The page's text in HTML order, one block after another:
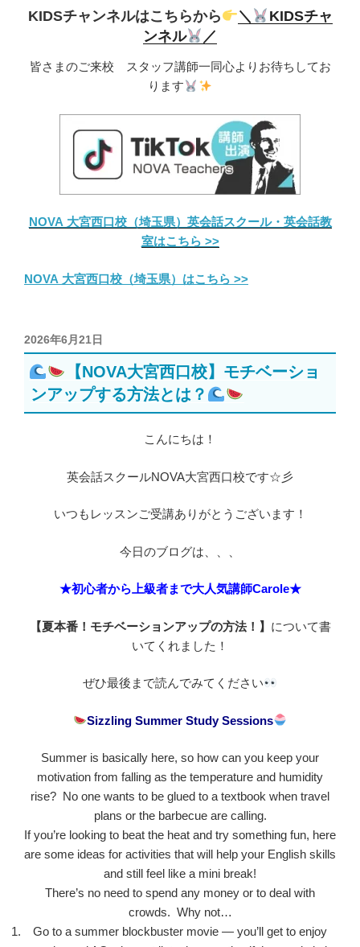
KIDSチャンネルはこちらから ＼
KIDSチャ
ンネル
／
皆さまのご来校 スタッフ講師一同心よりお待ちしてお
ります
NOVA 大宮西口校（埼玉県）英会話スクール・英会話教
室はこちら >>
NOVA 大宮西口校（埼玉県）はこちら >>
投
稿
日:
2026年6月21日
【NOVA大宮西口校】モチベーショ
ンアップする方法とは？
こんにちは！
英会話スクールNOVA大宮西口校です☆彡
いつもレッスンご受講ありがとうございます！
今日のブログは、、、
★初心者から上級者まで大人気講師Carole★
【夏本番！モチベーションアップの方法！】 について書
いてくれました！
ぜひ最後まで読んでみてください
Sizzling Summer Study Sessions
Summer is basically here, so how can you keep your
motivation from falling as the temperature and humidity
rise? No one wants to be glued to a textbook when travel
plans or the barbecue are calling.
If you’re looking to beat the heat and try something fun, here
are some ideas for activities that will help your English skills
and still feel like a mini break!
There’s no need to spend any money or to deal with
crowds. Why not…
Go to a summer blockbuster movie — you’ll get to enjoy